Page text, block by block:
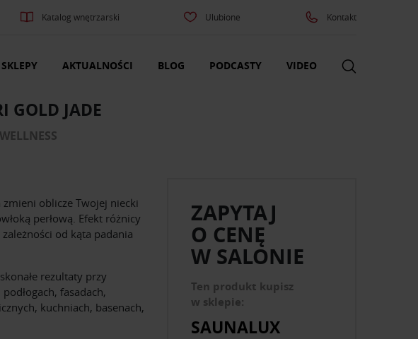
Katalog wnętrzarski Ulubione Kontakt
SKLEPY AKTUALNOŚCI BLOG PODCASTY VIDEO
GOLD JADE
oblicze Twojej niecki
perłową. Efekt różnicy
od kąta padania
rezultaty przy
fasadach,
kuchniach, basenach,
ZAPYTAJ
O CENĘ
W SALONIE
Ten produkt kupisz
w sklepie:
SAUNALUX